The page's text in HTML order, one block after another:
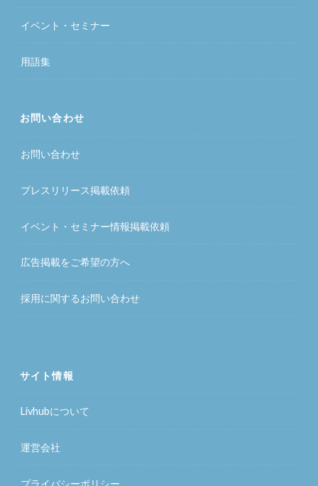
イベント・セミナー
用語集
お問い合わせ
お問い合わせ
プレスリリース掲載依頼
イベント・セミナー情報掲載依頼
広告掲載をご希望の方へ
採用に関するお問い合わせ
サイト情報
Livhubについて
運営会社
プライバシーポリシー